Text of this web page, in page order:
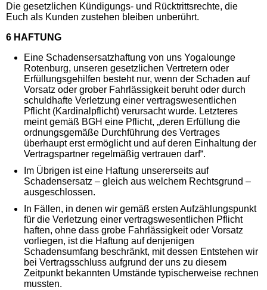
Die gesetzlichen Kündigungs- und Rücktrittsrechte, die
Euch als Kunden zustehen bleiben unberührt.
6 HAFTUNG
Eine Schadensersatzhaftung von uns Yogalounge
Rotenburg, unseren gesetzlichen Vertretern oder
Erfüllungsgehilfen besteht nur, wenn der Schaden auf
Vorsatz oder grober Fahrlässigkeit beruht oder durch
schuldhafte Verletzung einer vertragswesentlichen
Pflicht (Kardinalpflicht) verursacht wurde. Letzteres
meint gemäß BGH eine Pflicht, „deren Erfüllung die
ordnungsgemäße Durchführung des Vertrages
überhaupt erst ermöglicht und auf deren Einhaltung der
Vertragspartner regelmäßig vertrauen darf“.
Im Übrigen ist eine Haftung unsererseits auf
Schadensersatz – gleich aus welchem Rechtsgrund –
ausgeschlossen.
In Fällen, in denen wir gemäß ersten Aufzählungspunkt
für die Verletzung einer vertragswesentlichen Pflicht
haften, ohne dass grobe Fahrlässigkeit oder Vorsatz
vorliegen, ist die Haftung auf denjenigen
Schadensumfang beschränkt, mit dessen Entstehen wir
bei Vertragsschluss aufgrund der uns zu diesem
Zeitpunkt bekannten Umstände typischerweise rechnen
mussten.